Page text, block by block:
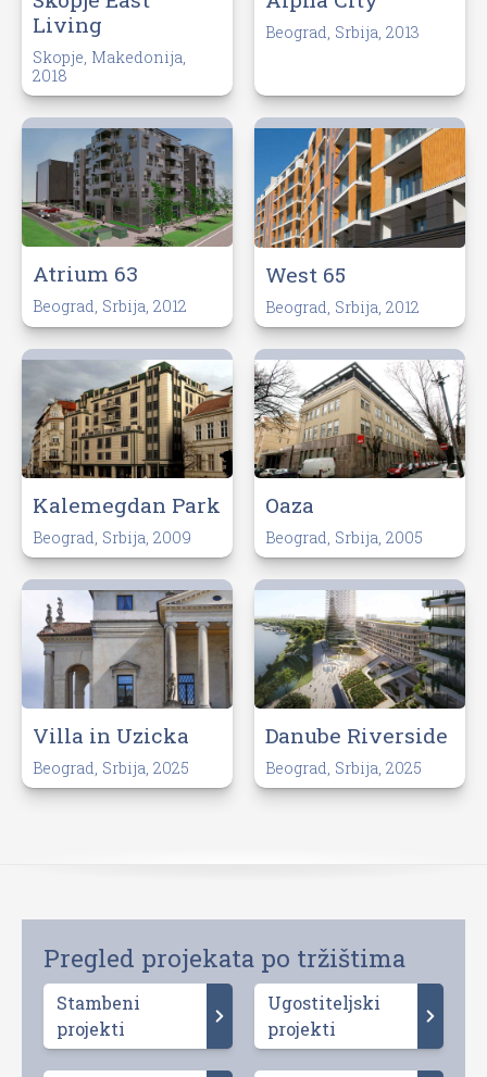
Living
Skopje, Makedonija,
2018
Beograd, Srbija, 2013
Atrium 63
Beograd, Srbija, 2012
West 65
Beograd, Srbija, 2012
Kalemegdan Park
Beograd, Srbija, 2009
Oaza
Beograd, Srbija, 2005
Villa in Uzicka
Beograd, Srbija, 2025
Danube Riverside
Beograd, Srbija, 2025
Pregled projekata po tržištima
Stambeni
projekti
Ugostiteljski
projekti